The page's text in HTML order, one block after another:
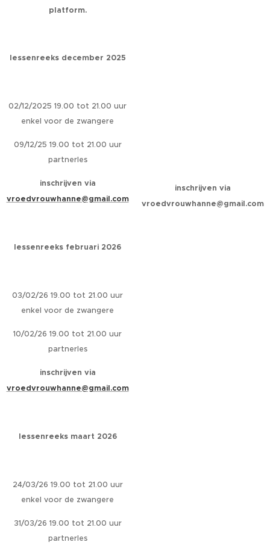
platform.
lessenreeks december 2025
02/12/2025 19.00 tot 21.00 uur
enkel voor de zwangere
09/12/25 19.00 tot 21.00 uur
partnerles
inschrijven via
vroedvrouwhanne@gmail.com
lessenreeks februari 2026
03/02/26 19.00 tot 21.00 uur
enkel voor de zwangere
10/02/26 19.00 tot 21.00 uur
partnerles
inschrijven via
vroedvrouwhanne@gmail.com
lessenreeks maart 2026
24/03/26 19.00 tot 21.00 uur
enkel voor de zwangere
31/03/26 19.00 tot 21.00 uur
partnerles
inschrijven via
vroedvrouwhanne@gmail.com